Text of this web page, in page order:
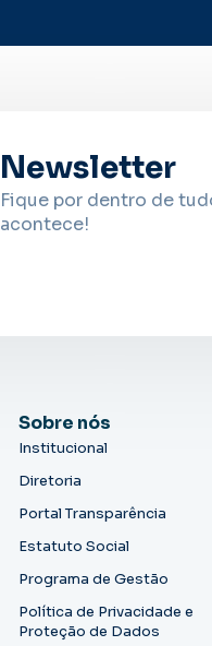
Newsletter
Fique por dentro de
acontece!
Sobre nós
Institucional
Diretoria
Portal Transparência
Estatuto Social
Programa de Gestão
Política de Privacidade e
Proteção de Dados